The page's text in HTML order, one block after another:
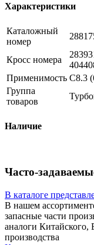
Характеристики
Каталожный
номер
Кросс номера
Применимость C8.3
Группа
товаров
Наличие
Часто-
В каталоге
В нашем
запасные части
аналоги Китайского,
производства